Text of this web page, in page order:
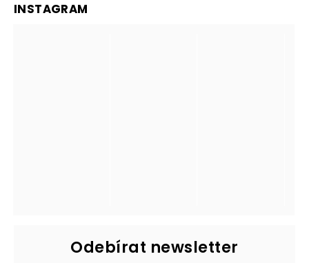
INSTAGRAM
Odebírat newsletter